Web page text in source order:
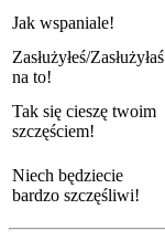
Jak wspaniale!
Zasłużyłeś/Zasłużyłaś
na to!
Tak się cieszę twoim
szczęściem!
Niech będziecie
bardzo szczęśliwi!